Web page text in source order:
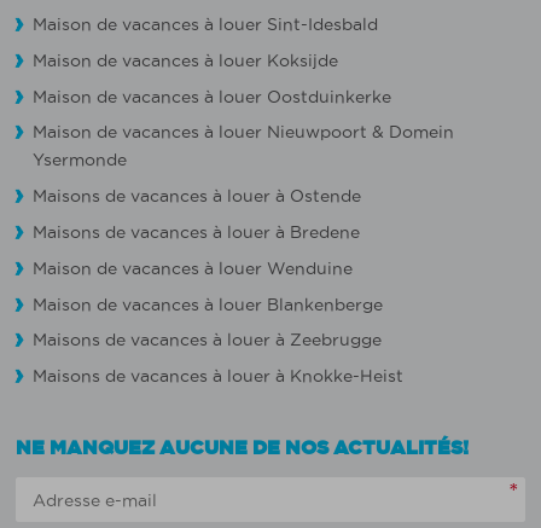
Maison de vacances à louer Sint-Idesbald
Maison de vacances à louer Koksijde
Maison de vacances à louer Oostduinkerke
Maison de vacances à louer Nieuwpoort & Domein
Ysermonde
Maisons de vacances à louer à Ostende
Maisons de vacances à louer à Bredene
Maison de vacances à louer Wenduine
Maison de vacances à louer Blankenberge
Maisons de vacances à louer à Zeebrugge
Maisons de vacances à louer à Knokke-Heist
NE MANQUEZ AUCUNE DE NOS ACTUALITÉS!
*